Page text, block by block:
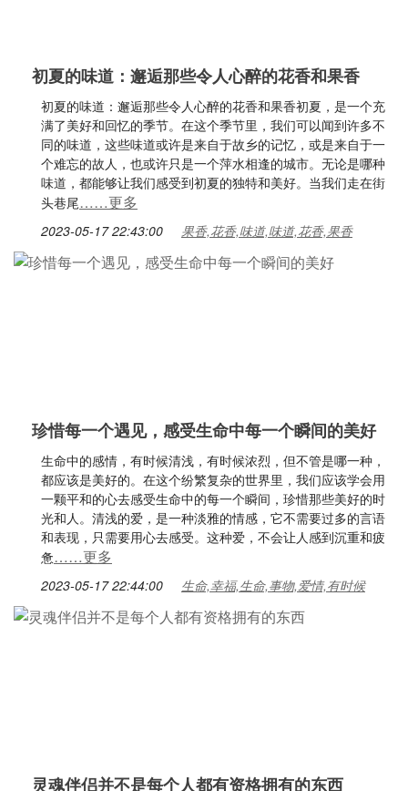
初夏的味道：邂逅那些令人心醉的花香和果香
初夏的味道：邂逅那些令人心醉的花香和果香初夏，是一个充
满了美好和回忆的季节。在这个季节里，我们可以闻到许多不
同的味道，这些味道或许是来自于故乡的记忆，或是来自于一
个难忘的故人，也或许只是一个萍水相逢的城市。无论是哪种
味道，都能够让我们感受到初夏的独特和美好。当我们走在街
头巷尾……更多
2023-05-17 22:43:00 果香,花香,味道,味道,花香,果香
珍惜每一个遇见，感受生命中每一个瞬间的美好
生命中的感情，有时候清浅，有时候浓烈，但不管是哪一种，
都应该是美好的。在这个纷繁复杂的世界里，我们应该学会用
一颗平和的心去感受生命中的每一个瞬间，珍惜那些美好的时
光和人。清浅的爱，是一种淡雅的情感，它不需要过多的言语
和表现，只需要用心去感受。这种爱，不会让人感到沉重和疲
惫……更多
2023-05-17 22:44:00 生命,幸福,生命,事物,爱情,有时候
灵魂伴侣并不是每个人都有资格拥有的东西